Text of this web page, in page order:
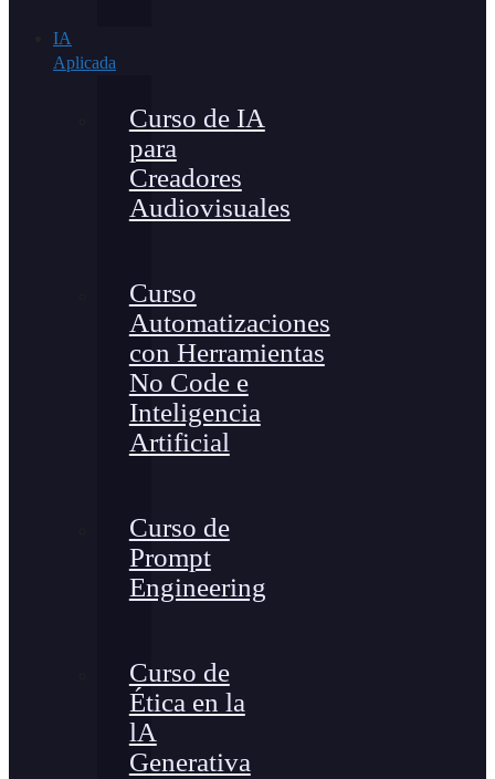
IA
Aplicada
Curso de IA
para
Creadores
Audiovisuales
Curso
Automatizaciones
con Herramientas
No Code e
Inteligencia
Artificial
Curso de
Prompt
Engineering
Curso de
Ética en la
lA
Generativa